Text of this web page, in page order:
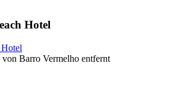
Hotel
Barro Vermelho entfernt